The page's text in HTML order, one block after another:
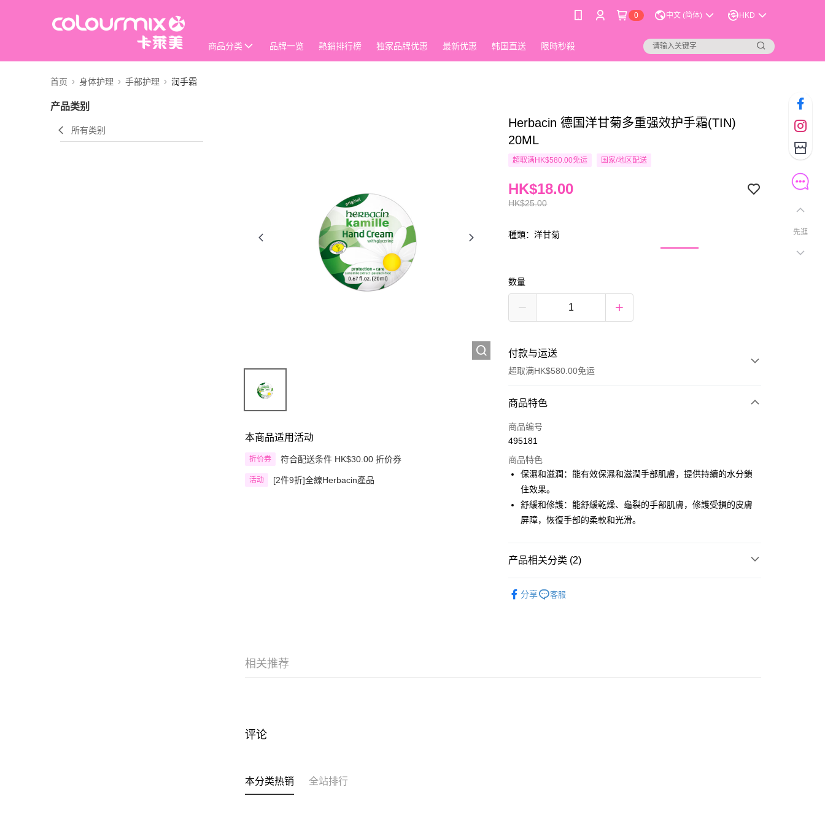
0 中文 (简体) HKD
商品分类 品牌一览 熱銷排行榜 独家品牌优惠 最新优惠 韩国直送 限時秒殺
首页 身体护理 手部护理 润手霜
产品类别
所有类别
本商品适用活动
折价券 符合配送条件 HK$30.00 折价券
活动 [2件9折]全線Herbacin產品
Herbacin 德国洋甘菊多重强效护手霜(TIN)
20ML
超取满HK$580.00免运 国家/地区配送
HK$25.00
HK$18.00
種類：洋甘菊
数量
付款与运送
超取满HK$580.00免运
付款方式
信用卡
Google Pay
AlipayHK
PayMe
其他转移资金的方式
銀行匯款 請將存款存到以下銀行帳戶，並於存款單據寫上訂單編號後電郵
至eshop@colourmix-cosmetics.com** **我們不會處理沒有提供存款單據
商品特色
商品编号
495181
商品特色
保濕和滋潤：能有效保濕和滋潤手部肌膚，提供持續的水分鎖
住效果。
舒緩和修護：能舒緩乾燥、龜裂的手部肌膚，修護受損的皮膚
屏障，恢復手部的柔軟和光滑。
产品相关分类 (2)
分享 客服
相关推荐
评论
本分类热销 全站排行
先逛